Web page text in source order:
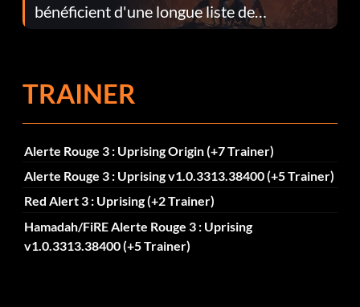
bénéficient d'une longue liste de
corrections dans la mise à jour 1.0.4
TRAINER
Alerte Rouge 3 : Uprising Origin (+7 Trainer)
Alerte Rouge 3 : Uprising v1.0.3313.38400 (+5 Trainer)
Red Alert 3 : Uprising (+2 Trainer)
Hamadah/FiRE Alerte Rouge 3 : Uprising
v1.0.3313.38400 (+5 Trainer)